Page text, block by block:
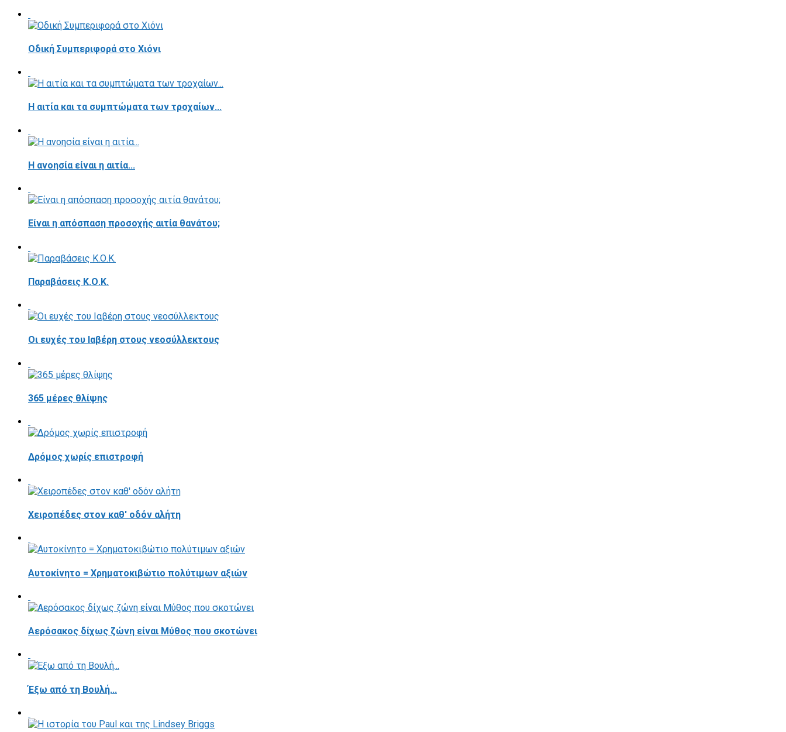
Οδική Συμπεριφορά στο Χιόνι
Η αιτία και τα συμπτώματα των τροχαίων...
Η ανοησία είναι η αιτία...
Είναι η απόσπαση προσοχής αιτία θανάτου;
Παραβάσεις Κ.Ο.Κ.
Οι ευχές του Ιαβέρη στους νεοσύλλεκτους
365 μέρες θλίψης
Δρόμος χωρίς επιστροφή
Χειροπέδες στον καθ' οδόν αλήτη
Αυτοκίνητο = Χρηματοκιβώτιο πολύτιμων αξιών
Αερόσακος δίχως ζώνη είναι Μύθος που σκοτώνει
Έξω από τη Βουλή...